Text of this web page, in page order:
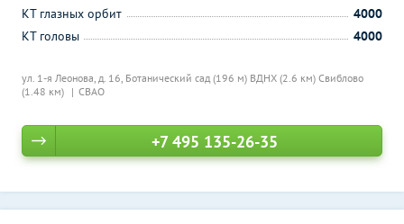
ул. 1-я Леонова, д. 16, Ботанический сад (196 м) ВДНХ (2.6 км) Свиблово
(1.48 км)
СВАО
КТ глазных орбит
4000
КТ головы
4000
+7 495 135-26-35